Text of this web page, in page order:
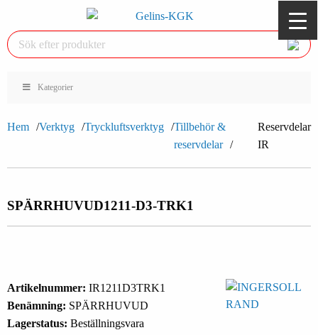
Kategorier
Hem Verktyg Tryckluftsverktyg
Tillbehör &
reservdelar
Reservdelar
IR
SPÄRRHUVUD1211-D3-TRK1
Artikelnummer: IR1211D3TRK1
Benämning: SPÄRRHUVUD
Lagerstatus: Beställningsvara